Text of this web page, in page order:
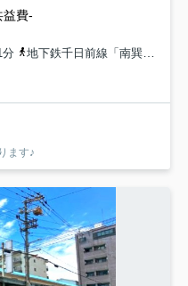
益費-
分
地下鉄千日前線「南巽」駅 徒歩16分
ます♪